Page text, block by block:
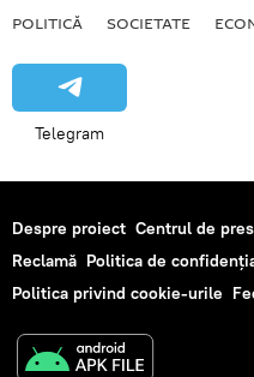
POLITICĂ SOCIETATE
Telegram
Despre proiect Centrul de
Reclamă Politica de
Politica privind cookie-urile